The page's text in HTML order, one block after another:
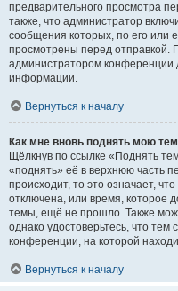
предварительного просмотра
также, что администратор
сообщения которых, по его или
просмотрены перед отправкой.
администратором конференции
информации.
Вернуться к началу
Как мне вновь поднять мою
Щёлкнув по ссылке «Поднять
«поднять» её в верхнюю часть
происходит, то это означает,
отключена, или время, которое
темы, ещё не прошло. Также
однако удостоверьтесь, что
конференции, на которой
Вернуться к началу